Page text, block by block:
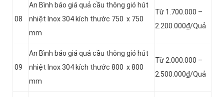
08
An Bình báo giá quả cầu thông gió hút
nhiệt Inox 304 kích thước 750 x 750
mm
Từ 1.700.000 –
2.200.000₫/Quả
09
An Bình báo giá quả cầu thông gió hút
nhiệt Inox 304 kích thước 800 x 800
mm
Từ 2.000.000 –
2.500.000₫/Quả